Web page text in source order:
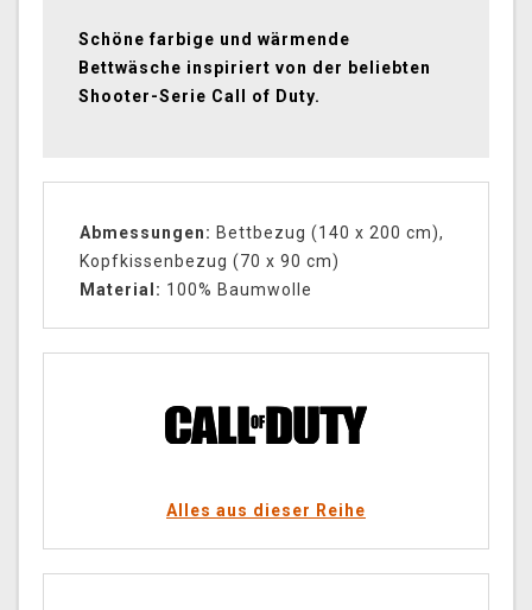
Schöne farbige und wärmende
Bettwäsche inspiriert von der beliebten
Shooter-Serie Call of Duty.
Abmessungen: Bettbezug (140 x 200 cm),
Kopfkissenbezug (70 x 90 cm)
Material: 100% Baumwolle
Alles aus dieser Reihe